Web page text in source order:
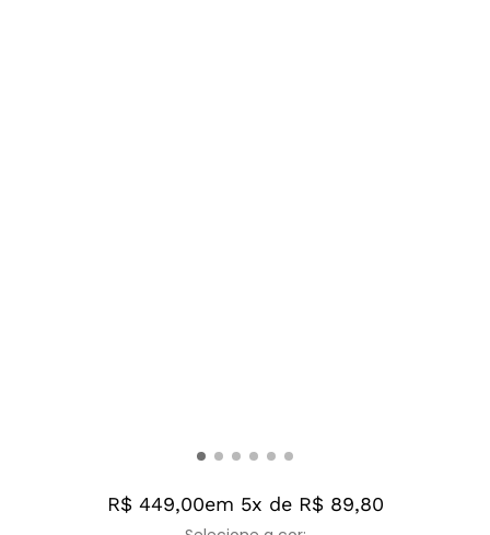
R$ 449,00em 5x de R$ 89,80